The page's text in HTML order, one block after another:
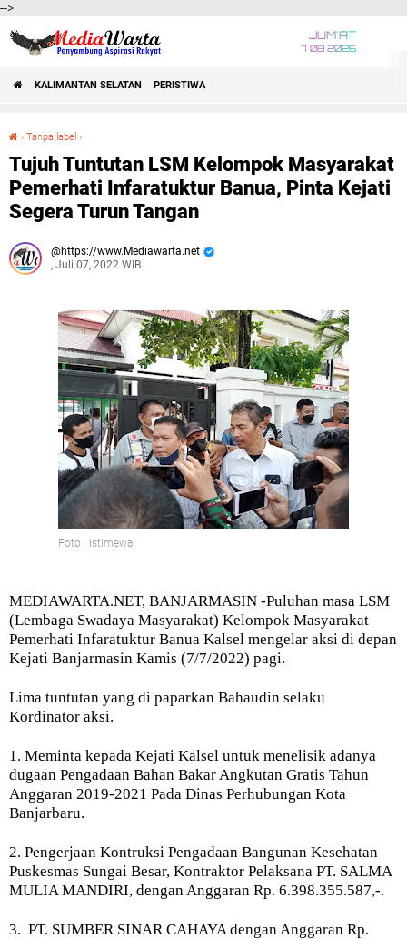
-->
JUM'AT
7 08 2026
KALIMANTAN SELATAN PERISTIWA
› Tanpa label ›
Tujuh Tuntutan LSM Kelompok Masyarakat
Pemerhati Infaratuktur Banua, Pinta Kejati
Segera Turun Tangan
https://www.Mediawarta.net
, Juli 07, 2022 WIB
Foto : Istimewa
MEDIAWARTA.NET, BANJARMASIN -Puluhan masa LSM
(Lembaga Swadaya Masyarakat) Kelompok Masyarakat
Pemerhati Infaratuktur Banua Kalsel mengelar aksi di depan
Kejati Banjarmasin Kamis (7/7/2022) pagi.
Lima tuntutan yang di paparkan Bahaudin selaku
Kordinator aksi.
1. Meminta kepada Kejati Kalsel untuk menelisik adanya
dugaan Pengadaan Bahan Bakar Angkutan Gratis Tahun
Anggaran 2019-2021 Pada Dinas Perhubungan Kota
Banjarbaru.
2. Pengerjaan Kontruksi Pengadaan Bangunan Kesehatan
Puskesmas Sungai Besar, Kontraktor Pelaksana PT. SALMA
MULIA MANDIRI, dengan Anggaran Rp. 6.398.355.587,-.
3. PT. SUMBER SINAR CAHAYA dengan Anggaran Rp.